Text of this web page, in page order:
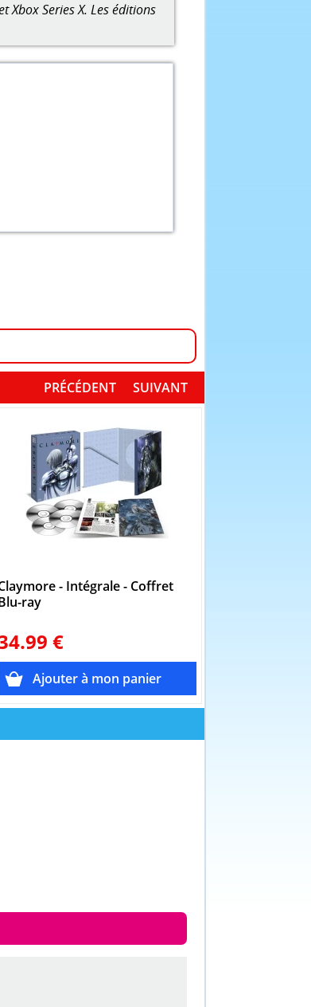
Xbox Series X. Les éditions
SUIVANT
PRÉCÉDENT
- Intégrale - Coffret
ray
€